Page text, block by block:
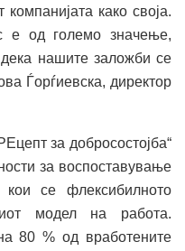
како своја.
е од големо значење,
нашите заложби се
Ѓорѓиевска, директор
за добросостојба“
за воспоставување
се флексибилното
модел на работа.
80 % од вработените